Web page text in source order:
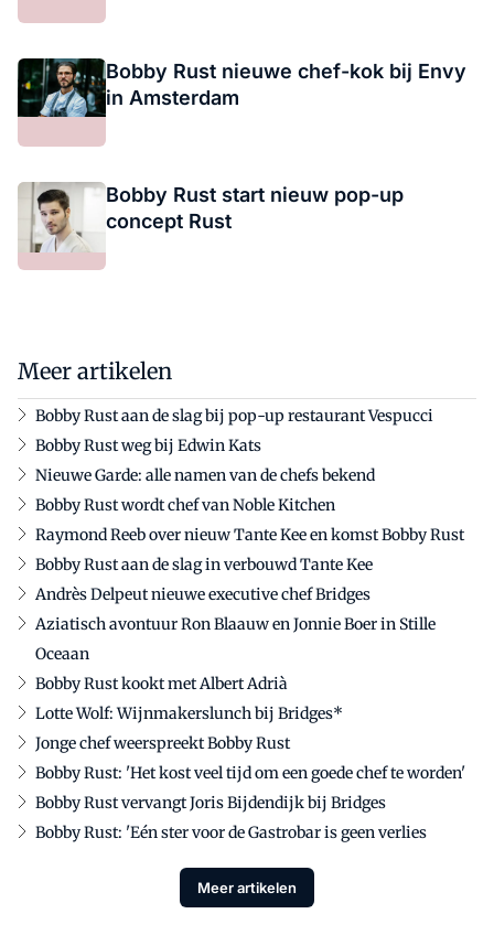
Bobby Rust nieuwe chef-kok bij Envy
in Amsterdam
Bobby Rust start nieuw pop-up
concept Rust
Meer artikelen
Bobby Rust aan de slag bij pop-up restaurant Vespucci
Bobby Rust weg bij Edwin Kats
Nieuwe Garde: alle namen van de chefs bekend
Bobby Rust wordt chef van Noble Kitchen
Raymond Reeb over nieuw Tante Kee en komst Bobby Rust
Bobby Rust aan de slag in verbouwd Tante Kee
Andrès Delpeut nieuwe executive chef Bridges
Aziatisch avontuur Ron Blaauw en Jonnie Boer in Stille
Oceaan
Bobby Rust kookt met Albert Adrià
Lotte Wolf: Wijnmakerslunch bij Bridges*
Jonge chef weerspreekt Bobby Rust
Bobby Rust: 'Het kost veel tijd om een goede chef te worden'
Bobby Rust vervangt Joris Bijdendijk bij Bridges
Bobby Rust: 'Eén ster voor de Gastrobar is geen verlies
Meer artikelen